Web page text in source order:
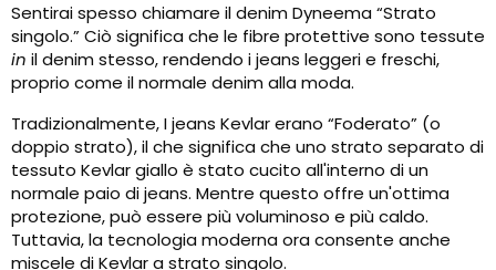
Sentirai spesso chiamare il denim Dyneema “Strato
singolo.” Ciò significa che le fibre protettive sono tessute
in il denim stesso, rendendo i jeans leggeri e freschi,
proprio come il normale denim alla moda.
Tradizionalmente, I jeans Kevlar erano “Foderato” (o
doppio strato), il che significa che uno strato separato di
tessuto Kevlar giallo è stato cucito all'interno di un
normale paio di jeans. Mentre questo offre un'ottima
protezione, può essere più voluminoso e più caldo.
Tuttavia, la tecnologia moderna ora consente anche
miscele di Kevlar a strato singolo.